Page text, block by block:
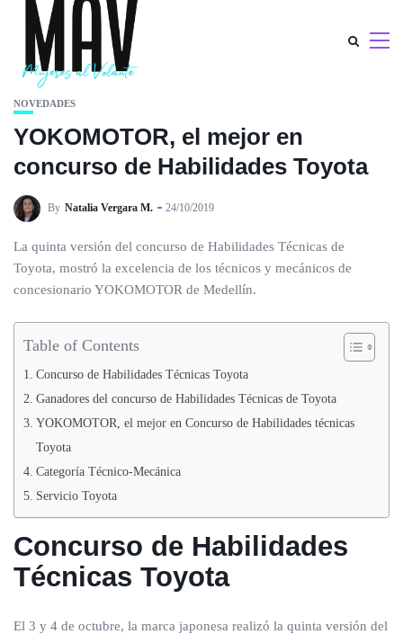
NOVEDADES
YOKOMOTOR, el mejor en
concurso de Habilidades Toyota
By Natalia Vergara M. 24/10/2019
La quinta versión del concurso de Habilidades Técnicas de
Toyota, mostró la excelencia de los técnicos y mecánicos de
concesionario YOKOMOTOR de Medellín.
Table of Contents
Concurso de Habilidades Técnicas Toyota
Ganadores del concurso de Habilidades Técnicas de Toyota
YOKOMOTOR, el mejor en Concurso de Habilidades técnicas
Toyota
Categoría Técnico-Mecánica
Servicio Toyota
Concurso de Habilidades
Técnicas Toyota
El 3 y 4 de octubre, la marca japonesa realizó la quinta versión del